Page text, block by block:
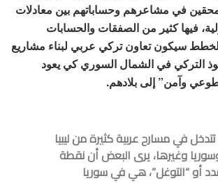
محقين في مشاعرهم وحساباتهم بين معادلات
فيها كثير من الصفقات والحسابات
سيكون تعاون تركي عربي لبناء مشاريع
التركي في الشمال السوري كي يعود
وآمن” إلى بلادهم.
تتدخل في مسارح عربية كثيرة من ليبيا
وغيرها، يرى البعض أن نقطة
أو “التوغل”، هي في سوريا